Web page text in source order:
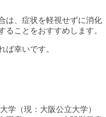
は、症状を軽視せずに消化
ることをおすすめします。
ば幸いです。
学（現：大阪公立大学）